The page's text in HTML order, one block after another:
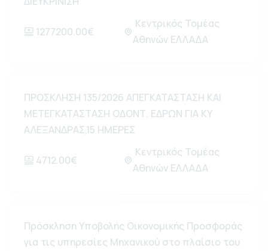
1277200.00€
Κεντρικός Τομέας
Αθηνών ΕΛΛΑΔΑ
ΠΡΟΣΚΛΗΣΗ 135/2026 ΑΠΕΓΚΑΤΑΣΤΑΣΗ ΚΑΙ
ΜΕΤΕΓΚΑΤΑΣΤΑΣΗ ΟΔΟΝΤ. ΕΔΡΩΝ ΓΙΑ ΚΥ
ΑΛΕΞΑΝΔΡΑΣ,15 ΗΜΕΡΕΣ
4712.00€
Κεντρικός Τομέας
Αθηνών ΕΛΛΑΔΑ
Πρόσκληση Υποβολής Οικονομικής Προσφοράς
για τις υπηρεσίες Μηχανικού στο πλαίσιο του